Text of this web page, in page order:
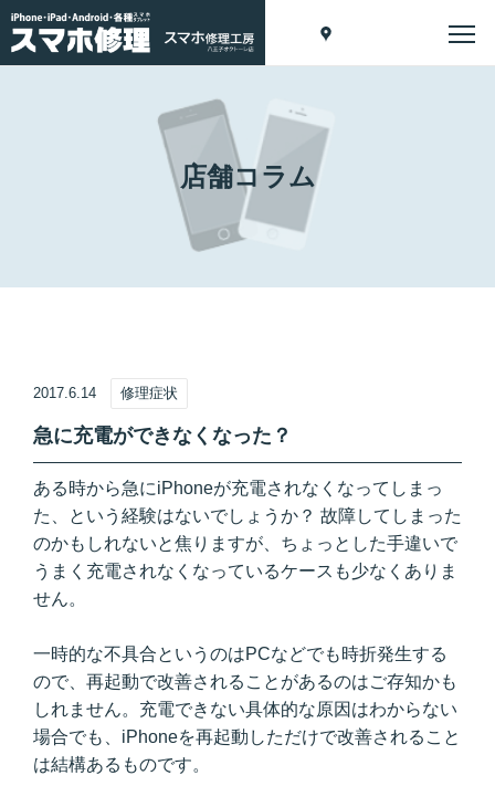
店舗コラム
2017.6.14 修理症状
急に充電ができなくなった？
ある時から急にiPhoneが充電されなくなってしまっ
た、という経験はないでしょうか？ 故障してしまった
のかもしれないと焦りますが、ちょっとした手違いで
うまく充電されなくなっているケースも少なくありま
せん。
一時的な不具合というのはPCなどでも時折発生する
ので、再起動で改善されることがあるのはご存知かも
しれません。充電できない具体的な原因はわからない
場合でも、iPhoneを再起動しただけで改善されること
は結構あるものです。